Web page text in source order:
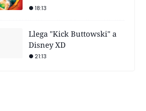
18:13
Llega "Kick Buttowski" a
Disney XD
21:13